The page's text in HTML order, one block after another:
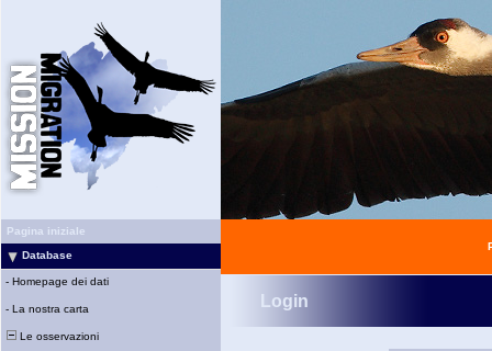
Pagina iniziale
Database
- Homepage dei dati
- La nostra carta
Le osservazioni
Login